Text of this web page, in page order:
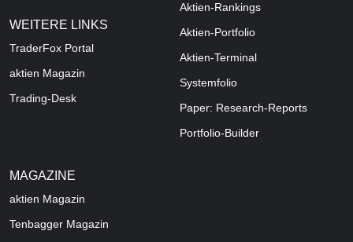
WEITERE LINKS
TraderFox Portal
aktien Magazin
Trading-Desk
Aktien-Rankings
Aktien-Portfolio
Aktien-Terminal
Systemfolio
Paper: Research-Reports
Portfolio-Builder
MAGAZINE
aktien Magazin
Tenbagger Magazin